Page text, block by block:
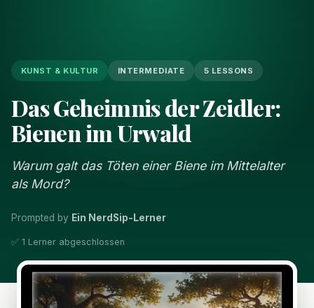
KUNST & KULTUR INTERMEDIATE 5 LESSONS
Das Geheimnis der Zeidler:
Bienen im Urwald
Warum galt das Töten einer Biene im Mittelalter
als Mord?
Prompted by Ein NerdSip-Lerner
✅ 1 Lerner abgeschlossen